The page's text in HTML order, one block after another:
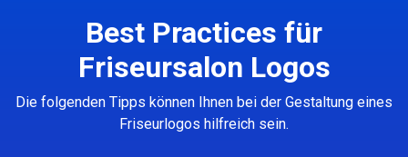
Best Practices für
Friseursalon Logos
Die folgenden Tipps können Ihnen bei der Gestaltung eines
Friseurlogos hilfreich sein.